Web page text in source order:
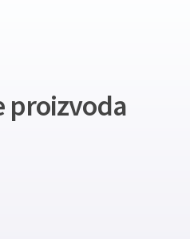
proizvoda